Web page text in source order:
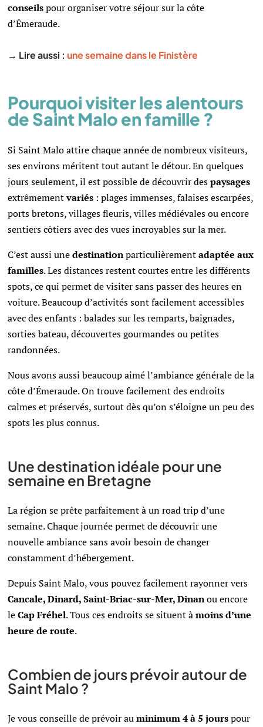
conseilspour organiser votre séjour sur la côte
d’Émeraude.
→ Lire aussi :une semaine dans le Finistère
Pourquoi visiter les alentours
de Saint Malo en famille ?
Si Saint Malo attire chaque année de nombreux visiteurs,
ses environs méritent tout autant le détour. En quelques
jours seulement, il est possible de découvrir despaysages
extrêmementvariés : plages immenses, falaises escarpées,
ports bretons, villages fleuris, villes médiévales ou encore
sentiers côtiers avec des vues incroyables sur la mer.
C’est aussi unedestinationparticulièrementadaptée aux
familles. Les distances restent courtes entre les différents
spots, ce qui permet de visiter sans passer des heures en
voiture. Beaucoup d’activités sont facilement accessibles
avec des enfants : balades sur les remparts, baignades,
sorties bateau, découvertes gourmandes ou petites
randonnées.
Nous avons aussi beaucoup aimé l’ambiance générale de la
côte d’Émeraude. On trouve facilement des endroits
calmes et préservés, surtout dès qu’on s’éloigne un peu des
spots les plus connus.
Une destination idéale pour une
semaine en Bretagne
La région se prête parfaitement à un road trip d’une
semaine. Chaque journée permet de découvrir une
nouvelle ambiance sans avoir besoin de changer
constamment d’hébergement.
Depuis Saint Malo, vous pouvez facilement rayonner vers
Cancale, Dinard, Saint-Briac-sur-Mer, Dinanou encore
leCap Fréhel. Tous ces endroits se situent àmoins d’une
heure de route.
Combien de jours prévoir autour de
Saint Malo ?
Je vous conseille de prévoir auminimum 4 à 5 jourspour